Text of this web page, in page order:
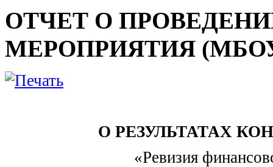
ОТЧЕТ О
МЕРОПРИЯТИЯ (МБОУ
О РЕЗУЛЬТАТАХ
«Ревизия